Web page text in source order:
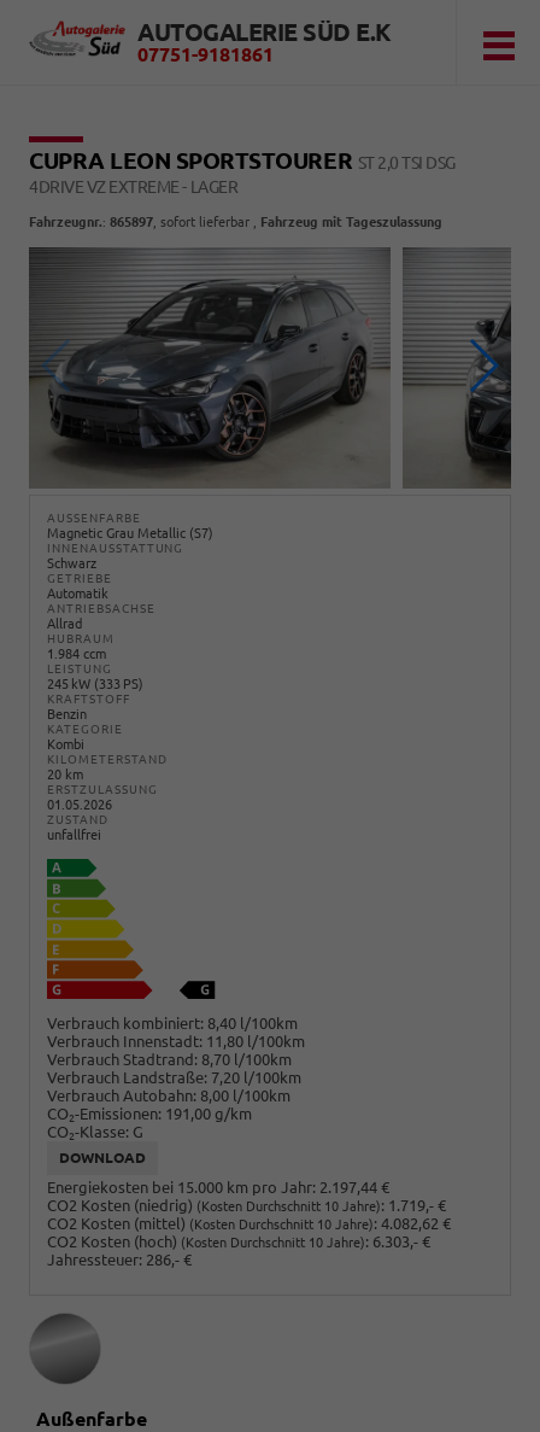
AUTOGALERIE SÜD E.K
07751-9181861
CUPRA LEON SPORTSTOURER ST 2,0 TSI DSG
4DRIVE VZ EXTREME - LAGER
Fahrzeugnr.: 865897 sofort lieferbar Fahrzeug mit Tageszulassung
AUSSENFARBE
Magnetic Grau Metallic (S7)
INNENAUSSTATTUNG
Schwarz
GETRIEBE
Automatik
ANTRIEBSACHSE
Allrad
HUBRAUM
1.984 ccm
LEISTUNG
245 kW (333 PS)
KRAFTSTOFF
Benzin
KATEGORIE
Kombi
KILOMETERSTAND
20 km
ERSTZULASSUNG
01.05.2026
ZUSTAND
unfallfrei
Verbrauch kombiniert: 8,40 l/100km
Verbrauch Innenstadt: 11,80 l/100km
Verbrauch Stadtrand: 8,70 l/100km
Verbrauch Landstraße: 7,20 l/100km
Verbrauch Autobahn: 8,00 l/100km
CO2-Emissionen: 191,00 g/km
CO2-Klasse: G
DOWNLOAD
Energiekosten bei 15.000 km pro Jahr: 2.197,44 €
CO2 Kosten (niedrig) (Kosten Durchschnitt 10 Jahre): 1.719,- €
CO2 Kosten (mittel) (Kosten Durchschnitt 10 Jahre): 4.082,62 €
CO2 Kosten (hoch) (Kosten Durchschnitt 10 Jahre): 6.303,- €
Jahressteuer: 286,- €
Außenfarbe